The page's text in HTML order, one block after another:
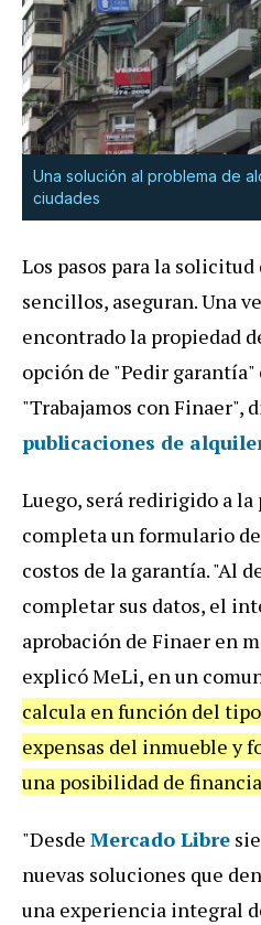
Una solución al problema de
ciudades
Los pasos para la
sencillos, aseguran. Una
encontrado la propiedad
opción de "Pedir
"Trabajamos con Finaer",
publicaciones de
Luego, será redirigido a
completa un formulario
costos de la garantía. "Al
completar sus datos, el
aprobación de Finaer en
explicó MeLi, en un
calcula en función del
expensas del inmueble y
una posibilidad de
"Desde Mercado Libre
nuevas soluciones que
una experiencia integral